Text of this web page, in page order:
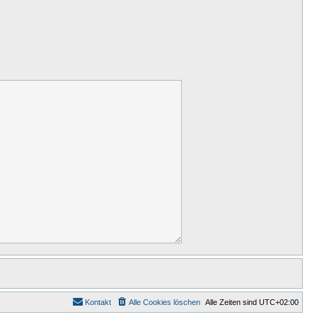
Alle Zeiten sind UTC+02:00
Alle Cookies löschen
Kontakt